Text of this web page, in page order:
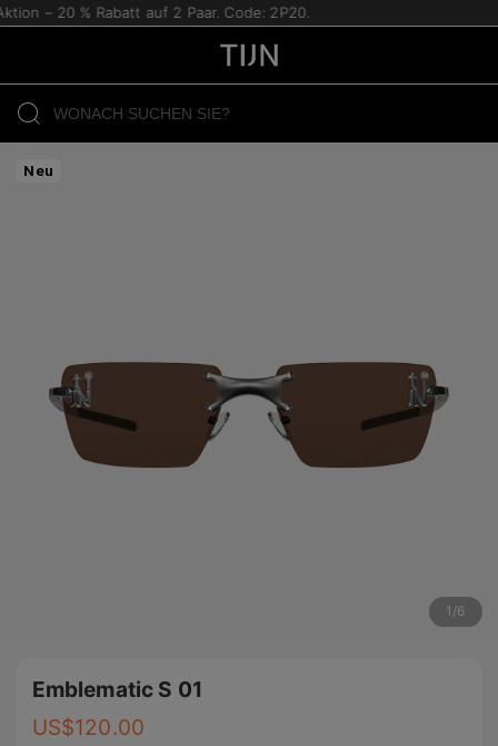
– 20 % Rabatt auf 2 Paar. Code: 2P20.
Neu
1 /6
Emblematic S 01
US$120.00